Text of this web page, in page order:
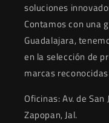
soluciones
Contamos con una
Guadalajara,
en la selección de
marcas
Oficinas: Av. de
Zapopan, Jal.